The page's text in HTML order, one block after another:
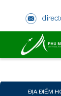
ĐỊA ĐIỂM